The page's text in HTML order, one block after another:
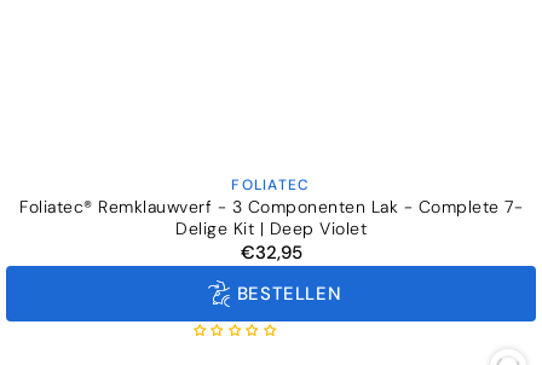
Verkoper:
FOLIATEC
Foliatec® Remklauwverf - 3 Componenten Lak - Complete 7-
Delige Kit | Deep Violet
Normale
€32,95
BESTELLEN